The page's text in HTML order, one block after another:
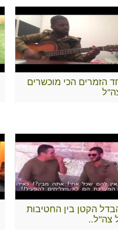
הזמרים הכי מוכשרים
הקטן בין החטיבות
צה"ל..